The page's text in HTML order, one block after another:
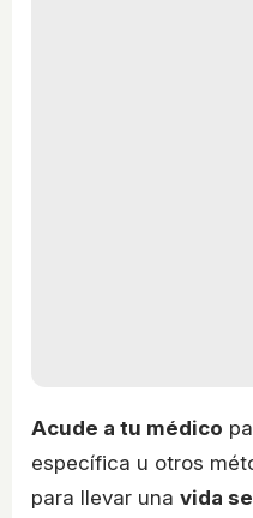
Acude a tu médico
específica u otros
para llevar una vida